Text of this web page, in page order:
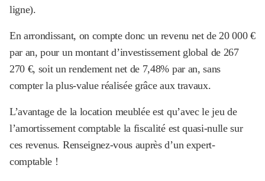
ligne).
En arrondissant, on compte donc un revenu net de 20 000 €
par an, pour un montant d’investissement global de 267
270 €, soit un rendement net de 7,48% par an, sans
compter la plus-value réalisée grâce aux travaux.
L’avantage de la location meublée est qu’avec le jeu de
l’amortissement comptable la fiscalité est quasi-nulle sur
ces revenus. Renseignez-vous auprès d’un expert-
comptable !